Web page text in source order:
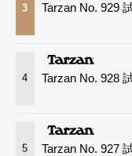
3 Tarzan No. 929
4 Tarzan No. 928
5 Tarzan No. 927